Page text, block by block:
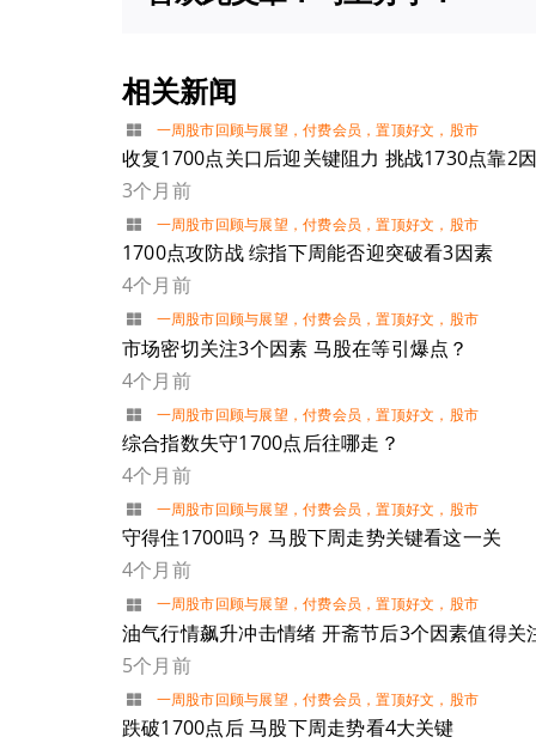
相关新闻
一周股市回顾与展望 ，付费会员 ，置顶好文 ， 股市
收复1700点关口后迎关键阻力 挑战1730点靠2
3个月前
一周股市回顾与展望 ，付费会员 ，置顶好文 ， 股市
1700点攻防战 综指下周能否迎突破看3因素
4个月前
一周股市回顾与展望 ，付费会员 ，置顶好文 ， 股市
市场密切关注3个因素 马股在等引爆点？
4个月前
一周股市回顾与展望 ，付费会员 ，置顶好文 ， 股市
综合指数失守1700点后往哪走？
4个月前
一周股市回顾与展望 ，付费会员 ，置顶好文 ， 股市
守得住1700吗？ 马股下周走势关键看这一关
4个月前
一周股市回顾与展望，付费会员 ，置顶好文 ， 股市
油气行情飙升冲击情绪 开斋节后3个因素值得关
5个月前
一周股市回顾与展望 ，付费会员 ，置顶好文 ， 股市
跌破1700点后 马股下周走势看4大关键